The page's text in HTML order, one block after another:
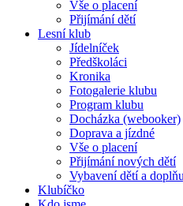
Vše o placení
Přijímání dětí
Lesní klub
Jídelníček
Předškoláci
Kronika
Fotogalerie klubu
Program klubu
Docházka (webooker)
Doprava a jízdné
Vše o placení
Přijímání nových dětí
Vybavení dětí a
Klubíčko